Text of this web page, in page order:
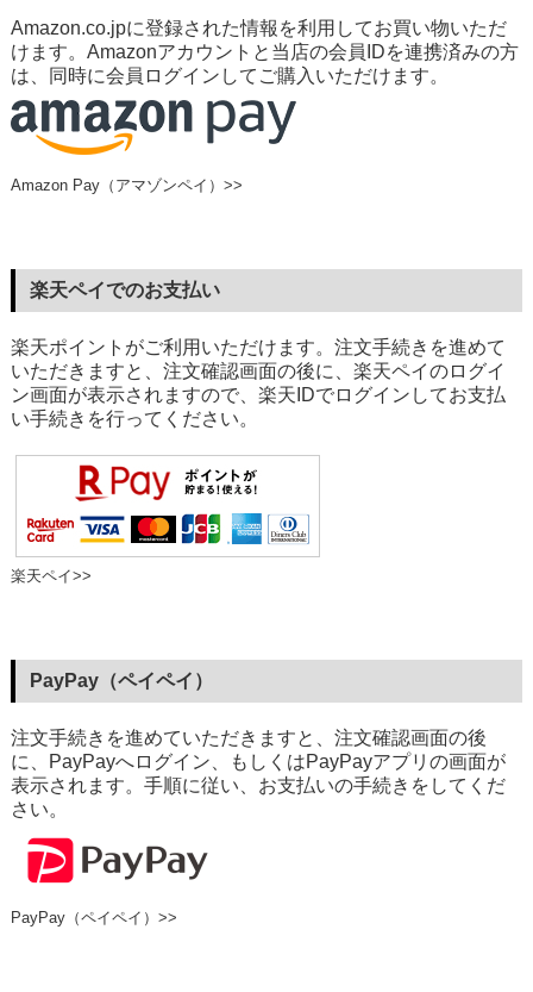
Amazon.co.jpに登録された情報を利用してお買い物いただ
けます。Amazonアカウントと当店の会員IDを連携済みの方
は、同時に会員ログインしてご購入いただけます。
Amazon Pay（アマゾンペイ）>>
楽天ペイでのお支払い
楽天ポイントがご利用いただけます。注文手続きを進めて
いただきますと、注文確認画面の後に、楽天ペイのログイ
ン画面が表示されますので、楽天IDでログインしてお支払
い手続きを行ってください。
楽天ペイ>>
PayPay（ペイペイ）
注文手続きを進めていただきますと、注文確認画面の後
に、PayPayへログイン、もしくはPayPayアプリの画面が
表示されます。手順に従い、お支払いの手続きをしてくだ
さい。
PayPay（ペイペイ）>>